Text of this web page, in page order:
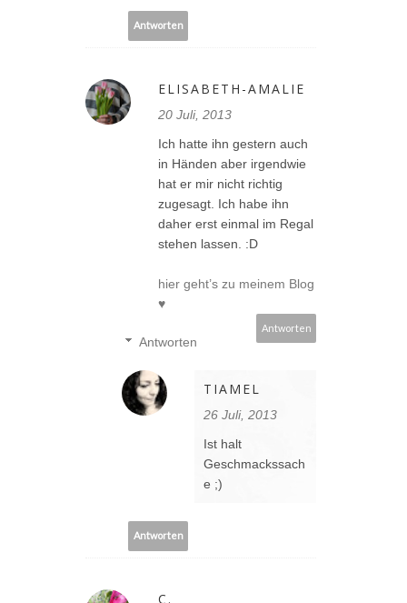
Antworten
ELISABETH-AMALIE
20 Juli, 2013
Ich hatte ihn gestern auch
in Händen aber irgendwie
hat er mir nicht richtig
zugesagt. Ich habe ihn
daher erst einmal im Regal
stehen lassen. :D
hier geht’s zu meinem Blog
♥
Antworten
Antworten
TIAMEL
26 Juli, 2013
Ist halt
Geschmackssach
e ;)
Antworten
C.